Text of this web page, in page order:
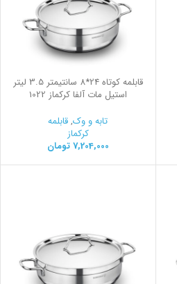
قابلمه کوتاه 24*8 سانتیمتر 3.5 لیتر
استیل مات آلفا کرکماز 1022
تابه و وک,قابلمه
کرکماز
7,204,000 تومان